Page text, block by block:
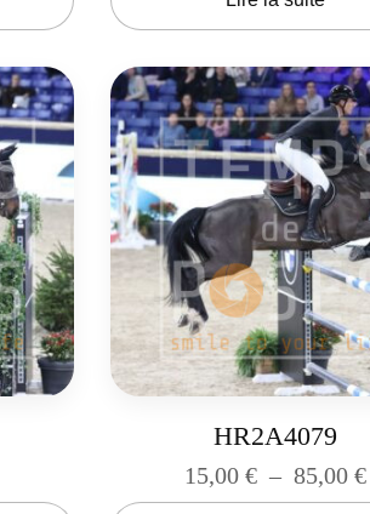
HR2A4079
15,00 € – 85,00 €